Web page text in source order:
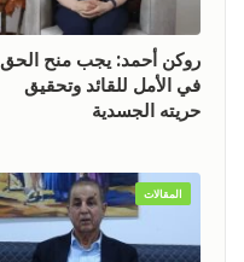
روكن أحمد: يجب منح الحق
في الأمل للقائد وتحقيق
حريته الجسدية
المقالات